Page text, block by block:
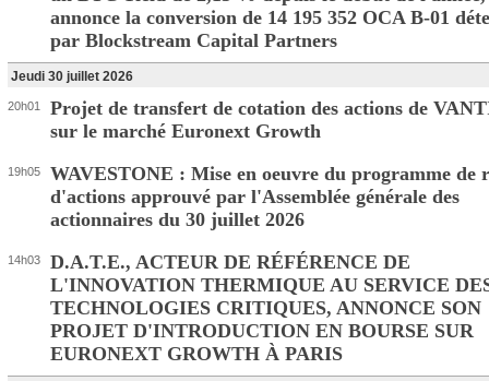
annonce la conversion de 14 195 352 OCA B-01
par Blockstream Capital Partners
Jeudi 30 juillet 2026
20h01
Projet de transfert de cotation des actions de
sur le marché Euronext Growth
19h05
WAVESTONE : Mise en oeuvre du programme de
d'actions approuvé par l'Assemblée générale des
actionnaires du 30 juillet 2026
14h03
D.A.T.E., ACTEUR DE RÉFÉRENCE DE
L'INNOVATION THERMIQUE AU SERVICE
TECHNOLOGIES CRITIQUES, ANNONCE SON
PROJET D'INTRODUCTION EN BOURSE SUR
EURONEXT GROWTH À PARIS